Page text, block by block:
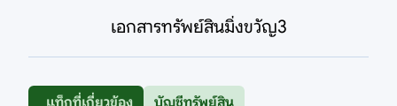
เอกสารทรัพย์สินมิ่งขวัญ3